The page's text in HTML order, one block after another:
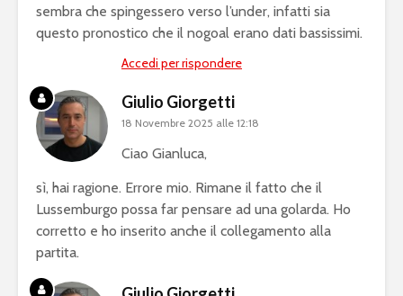
sembra che spingessero verso l’under, infatti sia
questo pronostico che il nogoal erano dati bassissimi.
Accedi per rispondere
Giulio Giorgetti
18 Novembre 2025 alle 12:18
Ciao Gianluca,
sì, hai ragione. Errore mio. Rimane il fatto che il
Lussemburgo possa far pensare ad una golarda. Ho
corretto e ho inserito anche il collegamento alla
partita.